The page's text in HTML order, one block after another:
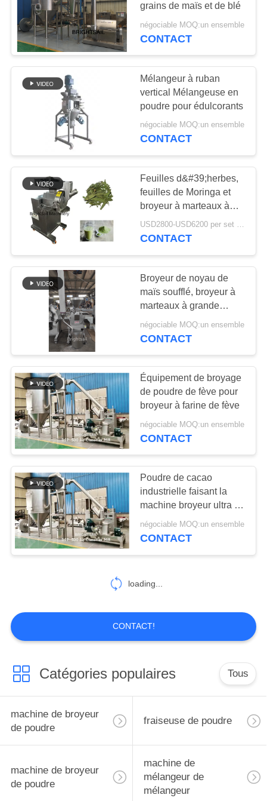
PLAN
DU
SITE
PRIVACY
POLICY
machine à emballer
remplissante
Une machine plus
sèche de four
66
Systèmes de
conducteur de
convoyeur
15
machine de tamis
de poudre
16
Machine de poudre
55
machine de poudre
d'épice
62
grains de maïs et de blé
négociable MOQ:un ensemble
CONTACT
Mélangeur à ruban
vertical Mélangeuse en
poudre pour édulcorants
négociable MOQ:un ensemble
CONTACT
Feuilles d&#39;herbes,
feuilles de Moringa et
broyeur à marteaux à
grande vitesse
d&#39;épices
USD2800-USD6200 per set MOQ:1 ensemble
CONTACT
Broyeur de noyau de
maïs soufflé, broyeur à
marteaux à grande
vitesse, broyeur de
poudre alimentaire et
transformation de
poudre
négociable MOQ:un ensemble
CONTACT
Équipement de broyage
de poudre de fève pour
broyeur à farine de fève
négociable MOQ:un ensemble
CONTACT
Poudre de cacao
industrielle faisant la
machine broyeur ultra fin
pour la qualité
alimentaire
négociable MOQ:un ensemble
CONTACT
loading...
CONTACT!
Catégories populaires Tous
machine de broyeur
de poudre
fraiseuse de poudre
machine de broyeur
de poudre
machine de
mélangeur de
mélangeur